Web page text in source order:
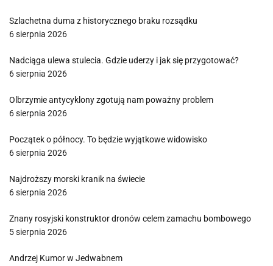
Szlachetna duma z historycznego braku rozsądku
6 sierpnia 2026
Nadciąga ulewa stulecia. Gdzie uderzy i jak się przygotować?
6 sierpnia 2026
Olbrzymie antycyklony zgotują nam poważny problem
6 sierpnia 2026
Początek o północy. To będzie wyjątkowe widowisko
6 sierpnia 2026
Najdroższy morski kranik na świecie
6 sierpnia 2026
Znany rosyjski konstruktor dronów celem zamachu bombowego
5 sierpnia 2026
Andrzej Kumor w Jedwabnem